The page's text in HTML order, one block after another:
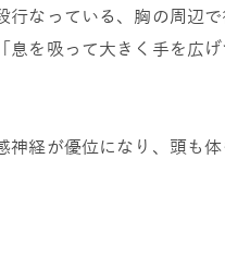
行なっている、胸の周辺
息を吸って大きく手を広
神経が優位になり、頭も